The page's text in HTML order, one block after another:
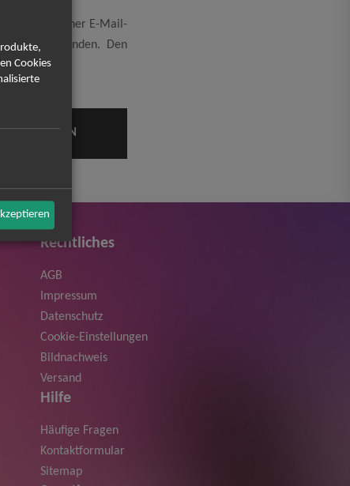
meiner E-Mail-
einverstanden. Den
Rechtliches
AGB
Impressum
Datenschutz
Cookie-Einstellungen
Bildnachweis
Versand
Hilfe
Häufige Fragen
Kontaktformular
Sitemap
Cookies